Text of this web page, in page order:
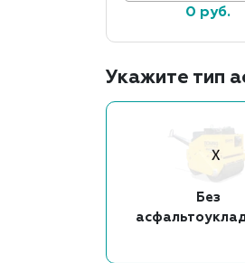
0 руб.
Укажите тип
Без